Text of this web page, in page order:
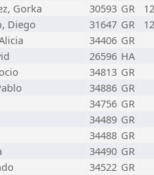
Gorka 30593 GR
Diego 31647 GR
34406 GR
26596 HA
34813 GR
34886 GR
34756 GR
34489 GR
34488 GR
34490 GR
34522 GR